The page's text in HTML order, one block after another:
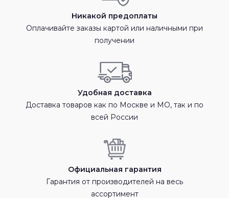
Никакой предоплаты
Оплачивайте заказы картой или наличными при
получении
Удобная доставка
Доставка товаров как по Москве и МО, так и по
всей России
Официальная гарантия
Гарантия от производителей на весь
ассортимент